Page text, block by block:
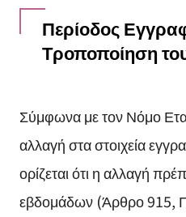
Περίοδος
Τροποποίηση
Σύμφωνα με τον Νόμο
αλλαγή στα στοιχεία
ορίζεται ότι η αλλαγή
εβδομάδων (Άρθρο 915,